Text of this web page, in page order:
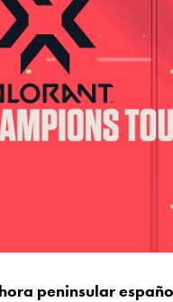
peninsular